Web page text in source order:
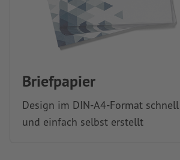
Briefpapier
Design im DIN-A4-Format schnell
und einfach selbst erstellt